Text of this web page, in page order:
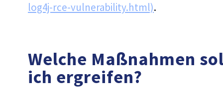
log4j-rce-vulnerability.html).
Welche Maßnahmen
ich ergreifen?